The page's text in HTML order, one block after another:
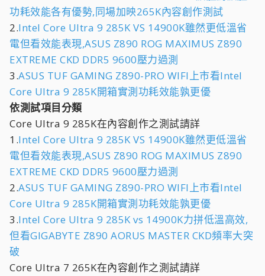
功耗效能各有優勢,同場加映265K內容創作測試
2.Intel Core Ultra 9 285K VS 14900K雖然更低溫省
電但看效能表現,ASUS Z890 ROG MAXIMUS Z890
EXTREME CKD DDR5 9600壓力過測
3.ASUS TUF GAMING Z890-PRO WIFI上市看Intel
Core Ultra 9 285K開箱實測功耗效能孰更優
依測試項目分類
Core Ultra 9 285K在內容創作之測試請詳
1.Intel Core Ultra 9 285K VS 14900K雖然更低溫省
電但看效能表現,ASUS Z890 ROG MAXIMUS Z890
EXTREME CKD DDR5 9600壓力過測
2.ASUS TUF GAMING Z890-PRO WIFI上市看Intel
Core Ultra 9 285K開箱實測功耗效能孰更優
3.Intel Core Ultra 9 285K vs 14900K力拼低溫高效,
但看GIGABYTE Z890 AORUS MASTER CKD頻率大突
破
Core Ultra 7 265K在內容創作之測試請詳